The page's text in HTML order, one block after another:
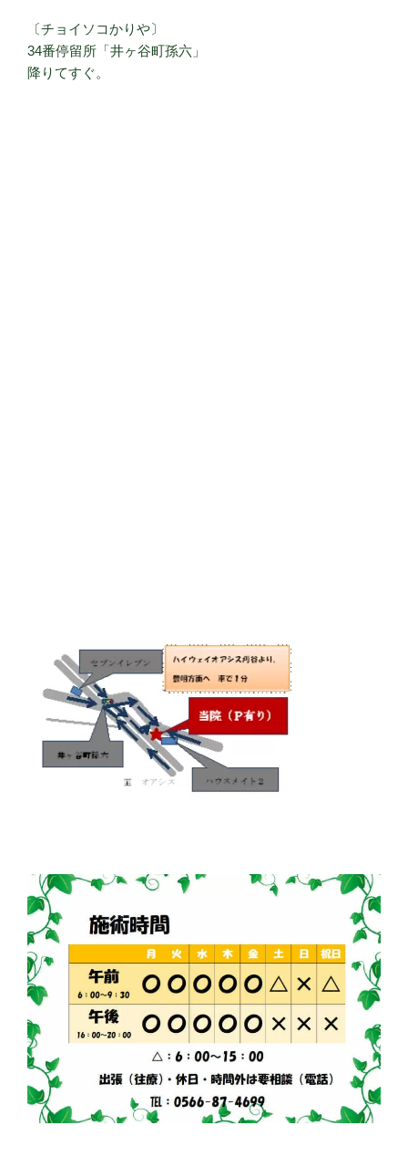
〔チョイソコかりや〕
34番停留所「井ヶ谷町孫六」
降りてすぐ。